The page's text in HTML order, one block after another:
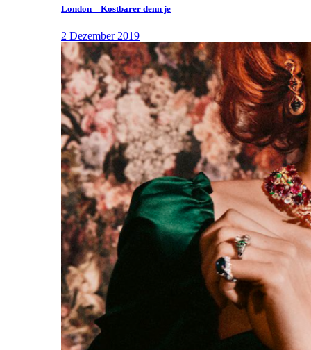
London – Kostbarer denn je
2 Dezember 2019